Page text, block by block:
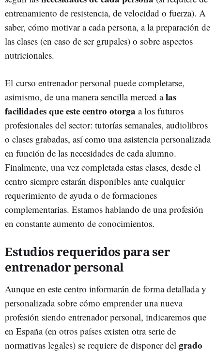
entrenamiento de resistencia, de velocidad o fuerza). A
saber, cómo motivar a cada persona, a la preparación de
las clases (en caso de ser grupales) o sobre aspectos
nutricionales.
El curso entrenador personal puede completarse,
asimismo, de una manera sencilla merced alas
facilidades que este centro otorga a los futuros
profesionales del sector: tutorías semanales, audiolibros
o clases grabadas, así como una asistencia personalizada
en función de las necesidades de cada alumno.
Finalmente, una vez completada estas clases, desde el
centro siempre estarán disponibles ante cualquier
requerimiento de ayuda o de formaciones
complementarias. Estamos hablando de una profesión
en constante aumento de conocimientos.
Estudios requeridos para ser
entrenador personal
Aunque en este centro informarán de forma detallada y
personalizada sobre cómo emprender una nueva
profesión siendo entrenador personal, indicaremos que
en España (en otros países existen otra serie de
normativas legales) se requiere de disponer del grado